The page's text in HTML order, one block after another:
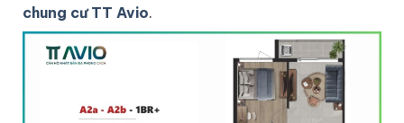
chung cư TT Avio.